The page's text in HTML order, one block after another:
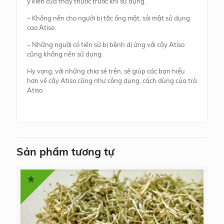
– Không nên cho người bị tắc ống mật, sỏi mật sử dụng
cao Atiso.
– Những người có tiền sử bị bệnh dị ứng với cây Atiso
cũng không nên sử dụng.
Hy vọng, với những chia sẻ trên, sẽ giúp các bạn hiểu
hơn về cây Atiso cũng như công dụng, cách dùng của trà
Atiso.
Sản phẩm tương tự